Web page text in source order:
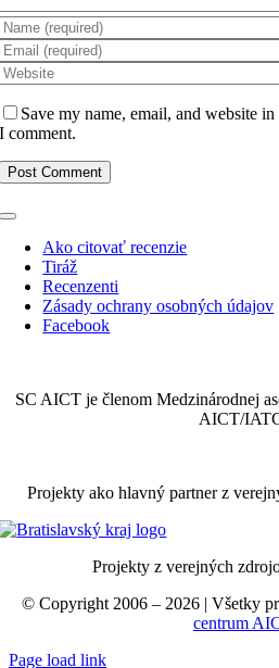
Save my name, email, and website
I comment.
Toggle
NavigationAko citovať recenzie
Tiráž
Recenzenti
Zásady ochrany osobných údajov
Facebook
SC AICT je členom Medzinárodnej
AICT/
Projekty ako hlavný partner z
Projekty z verejných
© Copyright 2006 – 2026| Všetky
centrum
Page load link